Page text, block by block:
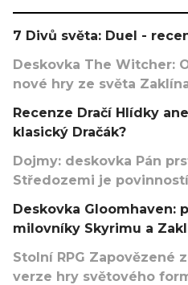
7 Divů světa: Duel -
Deskovka The Witcher:
nové hry ze světa
Recenze Dračí Hlídky
klasický Dračák?
Dojmy: deskovka Pán
Středozemi je
Deskovka Gloomhaven:
milovníky Skyrimu a
Stolní RPG Zapovězené
verze hry světového